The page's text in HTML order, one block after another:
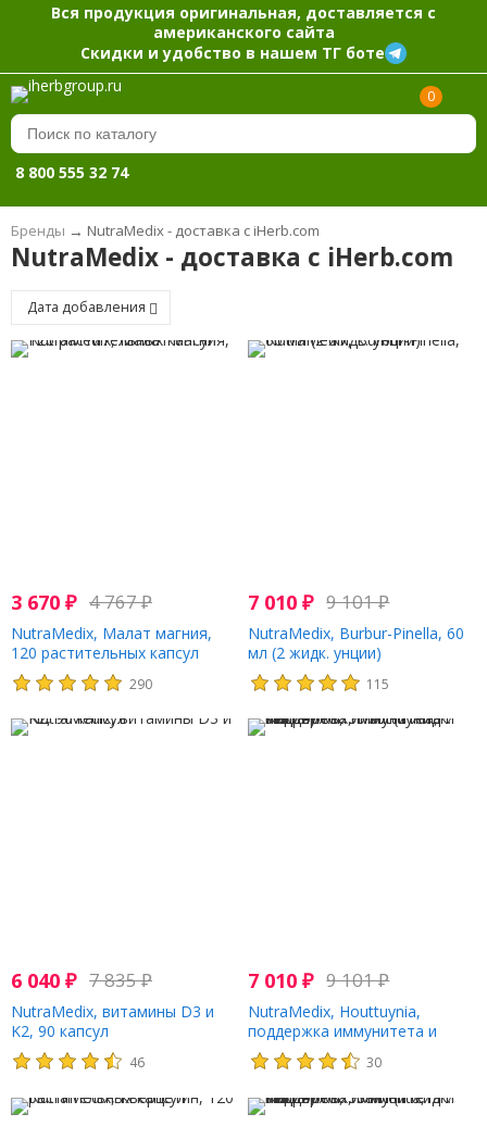
Вся продукция оригинальная, доставляется с
американского сайта
Скидки и удобство в нашем ТГ боте
0
8 800 555 32 74
Бренды → NutraMedix - доставка с iHerb.com
NutraMedix - доставка с iHerb.com
Дата добавления
3 670 ₽ 4 767₽
NutraMedix, Малат магния,
120 растительных капсул
290
7 010₽ 9 101₽
NutraMedix, Burbur-Pinella, 60
мл (2 жидк. унции)
115
6 040 ₽ 7 835₽
NutraMedix, витамины D3 и
K2, 90 капсул
46
7 010₽ 9 101₽
NutraMedix, Houttuynia,
поддержка иммунитета и
микробов, 30 мл (1 жидк.
Унция)
30